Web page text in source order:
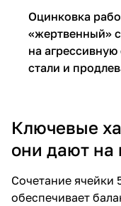
Оцинковка
«жертвенный»
на
стали и
Ключевые
они дают на
Сочетание ячейки
обеспечивает